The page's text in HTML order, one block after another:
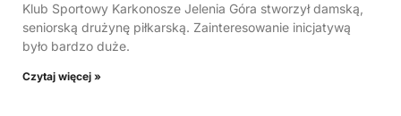
Klub Sportowy Karkonosze Jelenia Góra stworzył damską,
seniorską drużynę piłkarską. Zainteresowanie inicjatywą
było bardzo duże.
Czytaj więcej »